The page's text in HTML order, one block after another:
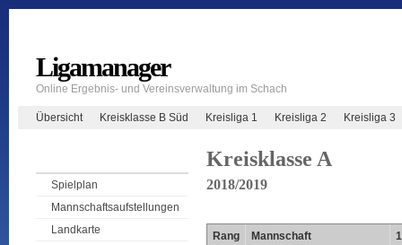
Ligamanager
Online Ergebnis- und Vereinsverwaltung im Schach
Übersicht Kreisklasse B Süd Kreisliga 1 Kreisliga 2 Kreisliga 3
Spielplan
Mannschaftsaufstellungen
Landkarte
Kreisklasse A
2018/2019
Rang Mannschaft
1